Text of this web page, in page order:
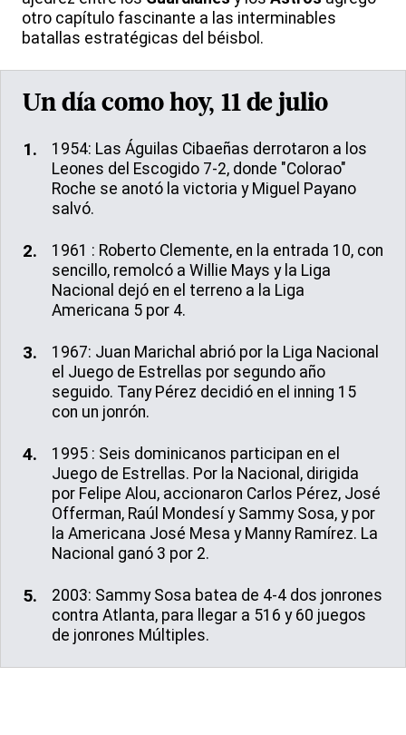
otro capítulo fascinante a las interminables
batallas estratégicas del béisbol.
Un día como hoy, 11 de julio
1954: Las Águilas Cibaeñas derrotaron a los
Leones del Escogido 7-2, donde "Colorao"
Roche se anotó la victoria y Miguel Payano
salvó.
1961 : Roberto Clemente, en la entrada 10, con
sencillo, remolcó a Willie Mays y la Liga
Nacional dejó en el terreno a la Liga
Americana 5 por 4.
1967: Juan Marichal abrió por la Liga Nacional
el Juego de Estrellas por segundo año
seguido. Tany Pérez decidió en el inning 15
con un jonrón.
1995 : Seis dominicanos participan en el
Juego de Estrellas. Por la Nacional, dirigida
por Felipe Alou, accionaron Carlos Pérez, José
Offerman, Raúl Mondesí y Sammy Sosa, y por
la Americana José Mesa y Manny Ramírez. La
Nacional ganó 3 por 2.
2003: Sammy Sosa batea de 4-4 dos jonrones
contra Atlanta, para llegar a 516 y 60 juegos
de jonrones Múltiples.